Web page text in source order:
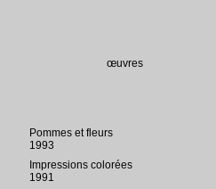
œuvres
Pommes et fleurs
1993
Impressions colorées
1991